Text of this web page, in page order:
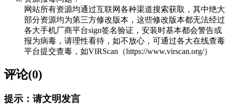
网站所有资源均通过互联网各种渠道搜索获取，其中绝大
部分资源均为第三方修改版本，这些修改版本都无法经过
各大手机厂商平台sign签名验证，安装时基本都会警告或
报为病毒，请理性看待，如不放心，可通过各大在线查毒
平台提交查毒，如VIRScan（https://www.virscan.org/）
评论(0)
提示：请文明发言